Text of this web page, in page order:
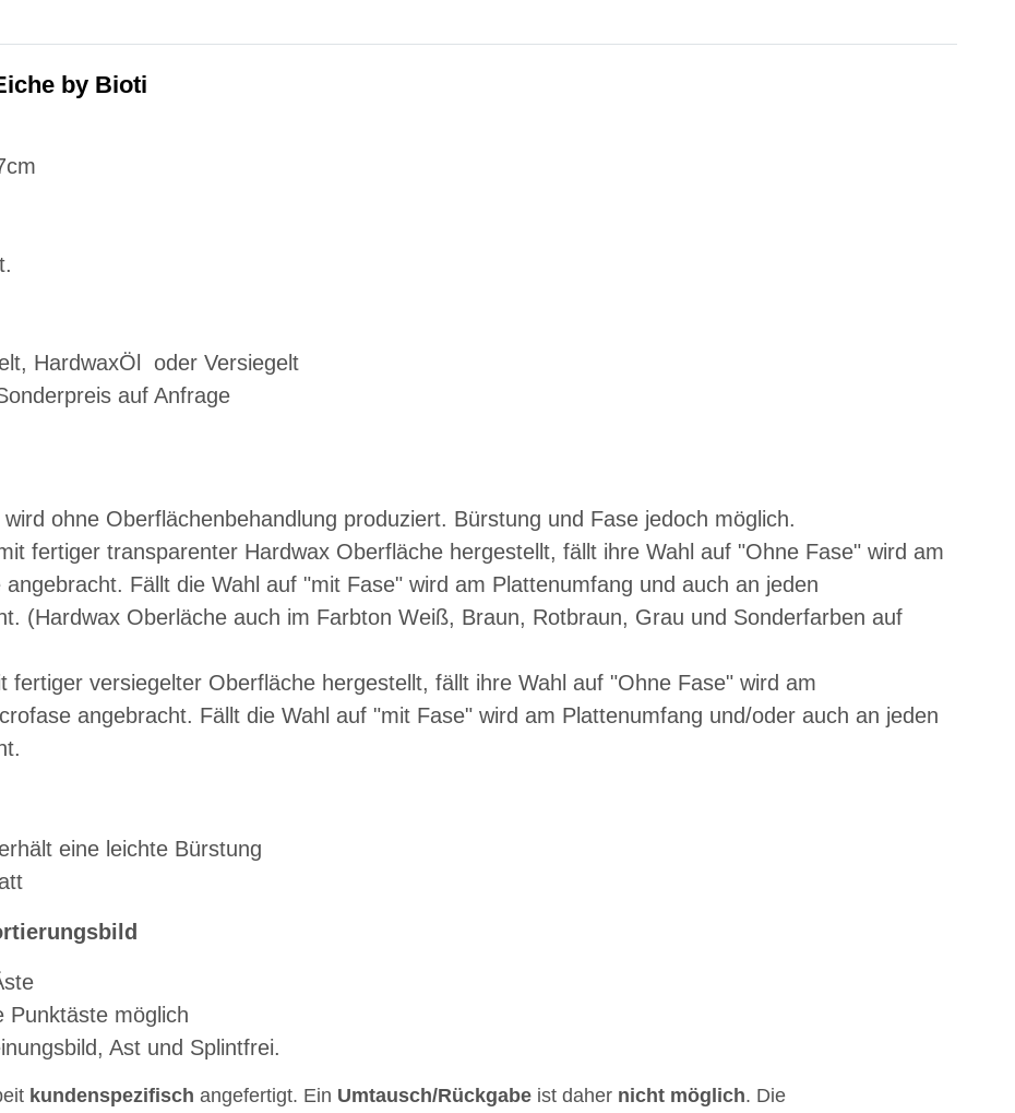
by Bioti
HardwaxÖl oder Versiegelt
auf Anfrage
ohne Oberflächenbehandlung produziert. Bürstung und Fase jedoch möglich.
fertiger transparenter Hardwax Oberfläche hergestellt, fällt ihre Wahl auf "Ohne Fase" wird am
Fällt die Wahl auf "mit Fase" wird am Plattenumfang und auch an jeden
(Hardwax Oberläche auch im Farbton Weiß, Braun, Rotbraun, Grau und Sonderfarben auf
fertiger versiegelter Oberfläche hergestellt, fällt ihre Wahl auf "Ohne Fase" wird am
angebracht. Fällt die Wahl auf "mit Fase" wird am Plattenumfang und/oder auch an jeden
eine leichte Bürstung
Punktäste möglich
Ast und Splintfrei.
kundenspezifisch angefertigt. Ein Umtausch/Rückgabe ist daher nicht möglich. Die